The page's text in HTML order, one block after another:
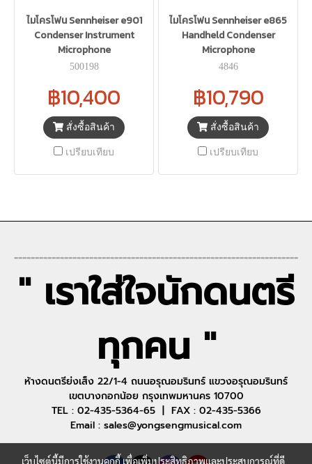
ไมโครโฟน Sennheiser e901
Condenser Instrument
Microphone
500198
฿10,400
สั่งซื้อสินค้า
เปรียบเทียบ
ไมโครโฟน Sennheiser e865
Handheld Condenser
Microphone
4846
฿10,790
สั่งซื้อสินค้า
เปรียบเทียบ
--------------------------------------------------------------------
" เราใส่ใจนักดนตรี
ทุกคน "
ห้างดนตรีย่งเส็ง 22/1-4 ถนนอรุณอมรินทร์ แขวงอรุณอมรินทร์
เขตบางกอกน้อย กรุงเทพมหานคร 10700
TEL : 02-435-5364-65 | FAX : 02-435-5366
Email : sales@yongsengmusical.com
เว็บไซต์นี้มีการใช้งานคุกกี้ เพื่อเพิ่มประสิทธิภาพและประสบการณ์ที่ดี